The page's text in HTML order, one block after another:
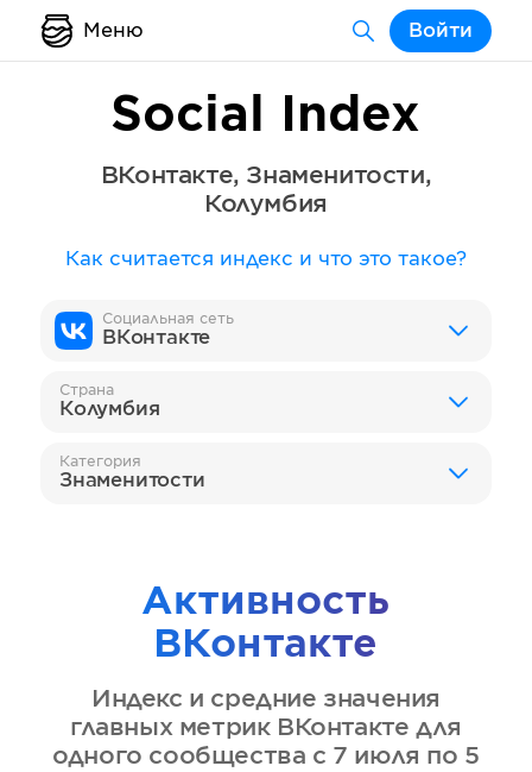
Меню Войти
Social Index
ВКонтакте, Знаменитости,
Колумбия
Как считается индекс и что это такое?
Социальная сеть
ВКонтакте
Страна
Колумбия
Категория
Знаменитости
Активность
ВКонтакте
Индекс и средние значения
главных метрик ВКонтакте для
одного сообщества с 7 июля по 5